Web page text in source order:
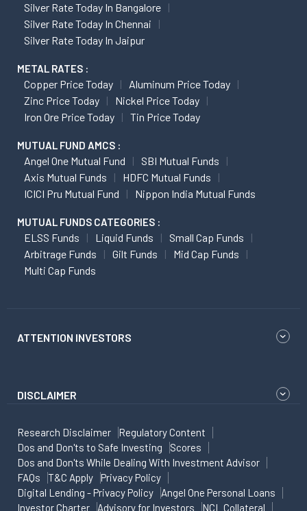
Silver Rate Today In Bangalore
Silver Rate Today In Chennai
Silver Rate Today In Jaipur
METAL RATES :
Copper Price Today
Aluminum Price Today
Zinc Price Today
Nickel Price Today
Iron Ore Price Today
Tin Price Today
MUTUAL FUND AMCS :
Angel One Mutual Fund
SBI Mutual Funds
Axis Mutual Funds
HDFC Mutual Funds
ICICI Pru Mutual Fund
Nippon India Mutual Funds
MUTUAL FUNDS CATEGORIES :
ELSS Funds Liquid Funds
Small Cap Funds
Arbitrage Funds
Gilt Funds
Mid Cap Funds
Multi Cap Funds
ATTENTION INVESTORS
DISCLAIMER
Research Disclaimer
Regulatory Content
Dos and Don'ts to Safe Investing
Scores
Dos and Don'ts While Dealing With Investment Advisor
FAQs
T&C Apply
Privacy Policy
Digital Lending - Privacy Policy
Angel One Personal Loans
Investor Charter
Advisory for Investors NCL Collateral